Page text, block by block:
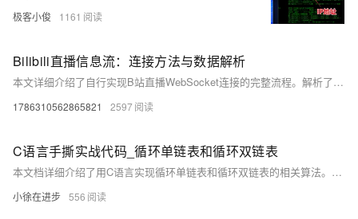
极客小俊 1161
Bilibili直播信息流：连接方法与数据解析
本文详细介绍了自行实现B站直播WebSocket连接的完整流程。解析了基于WebSocket的应用层协议结构，涵盖认证包构建、心跳机制维护及数据包解析步骤，为开发者定制直播数据监控提供了完整技术方案。
1786310562865821 2597
C语言手撕实战代码_循环单链表和循环双链表
本文档详细介绍了用C语言实现循环单链表和循环双链表的相关算法。包括循环单链表的建立、逆转、左移、拆分及合并等操作；以及双链表的建立、遍历、排序和循环双链表的重组。通过具体示例和代码片段，展示了每种算法的实现思路与步骤，帮助读者深入理解并掌握这些数据结构的基本操作方法。
小徐在进步 556